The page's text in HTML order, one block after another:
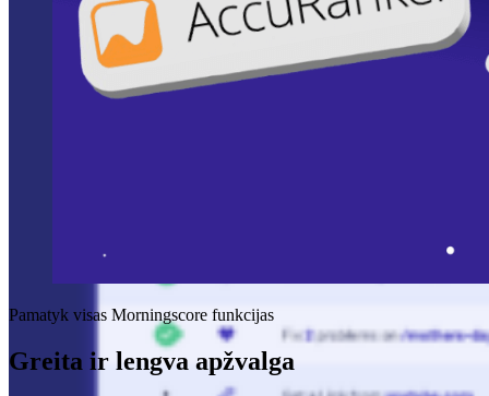
Pamatyk visas Morningscore funkcijas
Greita ir lengva apžvalga